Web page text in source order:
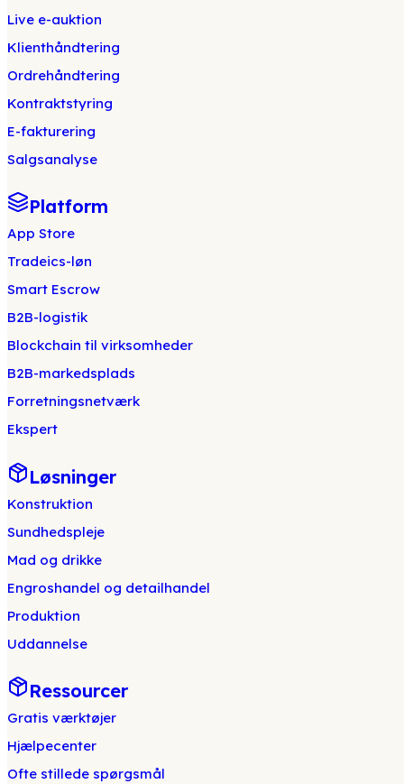
Live e-auktion
Klienthåndtering
Ordrehåndtering
Kontraktstyring
E-fakturering
Salgsanalyse
Platform
App Store
Tradeics-løn
Smart Escrow
B2B-logistik
Blockchain til virksomheder
B2B-markedsplads
Forretningsnetværk
Ekspert
Løsninger
Konstruktion
Sundhedspleje
Mad og drikke
Engroshandel og detailhandel
Produktion
Uddannelse
Ressourcer
Gratis værktøjer
Hjælpecenter
Ofte stillede spørgsmål